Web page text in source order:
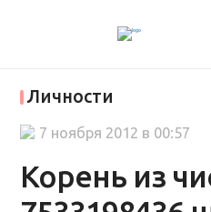
Личности
Корень из
7 ноября 2012 в 00:57